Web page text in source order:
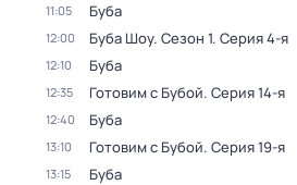
11:05 Буба
12:00 Буба Шоу. Сезон 1. Серия 4-я
12:10 Буба
12:35 Готовим с Бубой. Серия 14-я
12:40 Буба
13:10 Готовим с Бубой. Серия 19-я
13:15 Буба